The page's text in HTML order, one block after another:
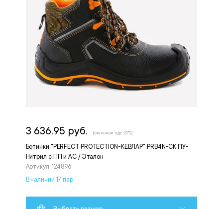
Ботинки "PERFECT PROTECTION-КЕВЛАР" PRB4N-CK ПУ-
Нитрил с ПП и АС / Эталон
Артикул: 124896
3 636.95 руб. (включая ндс 22%)
В наличии 17 пар